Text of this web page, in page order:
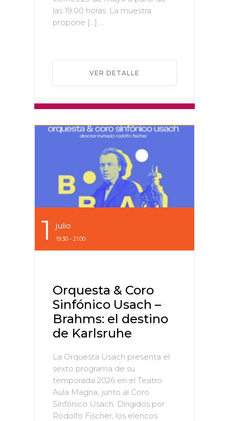
las 19:00 horas. La muestra
propone […] ...
VER DETALLE
1 Julio
19:30 - 21:00
Orquesta & Coro
Sinfónico Usach –
Brahms: el destino
de Karlsruhe
La Orquesta Usach presenta el
sexto programa de su
temporada 2026 en el Teatro
Aula Magna, junto al Coro
Sinfónico Usach. Dirigidos por
Rodolfo Fischer, los elencos